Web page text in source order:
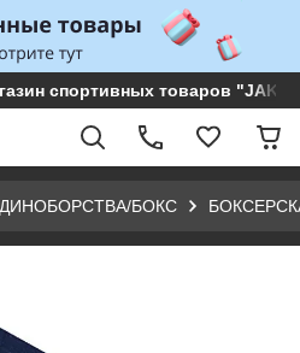
спортивных товаров
БОКС